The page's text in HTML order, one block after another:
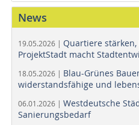
News
19.05.2026 | Quartiere
ProjektStadt macht
18.05.2026 | Blau-Grünes
widerstandsfähige und
06.01.2026 | Westdeutsche
Sanierungsbedarf